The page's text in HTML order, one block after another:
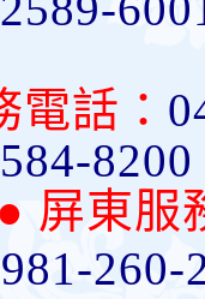
話：
8200
● 屏東服
260-